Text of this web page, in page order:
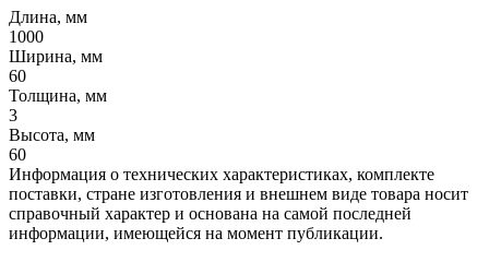
Длина, мм
1000
Ширина, мм
60
Толщина, мм
3
Высота, мм
60
Информация о технических характеристиках, комплекте
поставки, стране изготовления и внешнем виде товара носит
справочный характер и основана на самой последней
информации, имеющейся на момент публикации.